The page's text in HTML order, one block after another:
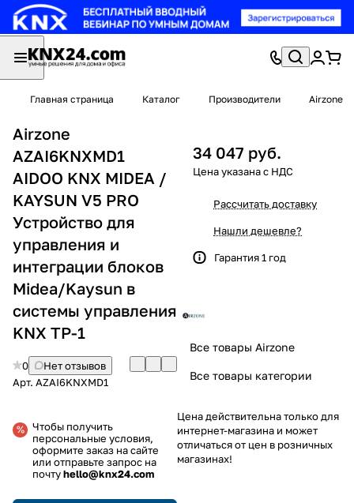
Главная страница Каталог Производители Airzone
Airzone
AZAI6KNXMD1
AIDOO KNX MIDEA /
KAYSUN V5 PRO
Устройство для
управления и
интеграции блоков
Midea/Kaysun в
системы управления
KNX TP-1
0
Нет отзывов
Арт. AZAI6KNXMD1
Чтобы получить
персональные условия,
оформите заказ на сайте
или отправьте запрос на
почтуhello@knx24.com
34 047 руб.
Рассчитать доставку
Нашли дешевле?
Гарантия 1 год
Все товары Airzone
Все товары категории
Цена действительна только для
интернет-магазина и может
отличаться от цен в розничных
магазинах!